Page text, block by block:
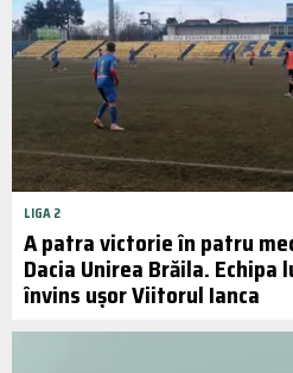
LIGA 2
A patra victorie în patru
Dacia Unirea Brăila. Echipa
învins ușor Viitorul Ianca